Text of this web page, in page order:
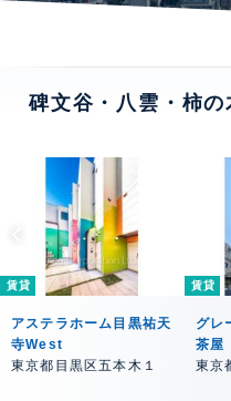
碑文谷・八雲・柿
賃貸
アステラホーム目黒祐天
寺West
東京都目黒区五本木１
賃貸
グレ
茶屋
東京